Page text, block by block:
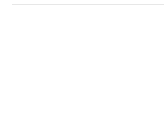
Швейцария
Катар
ПФК ЦСКА